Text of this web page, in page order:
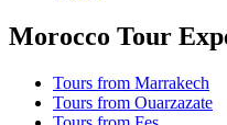
Morocco Tour
Tours from Marrakech
Tours from Ouarzazate